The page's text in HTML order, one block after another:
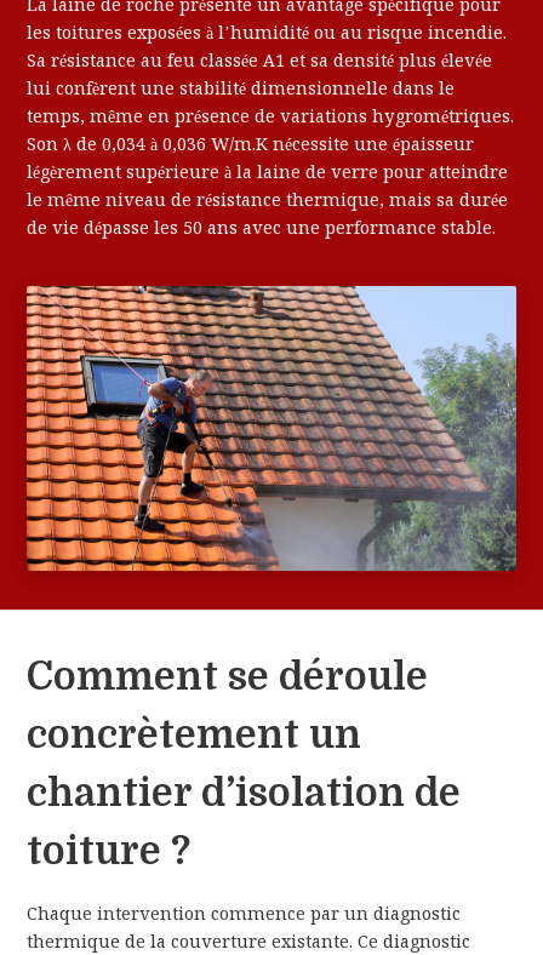
La laine de roche présente un avantage spécifique pour
les toitures exposées à l’humidité ou au risque incendie.
Sa résistance au feu classée A1 et sa densité plus élevée
lui confèrent une stabilité dimensionnelle dans le
temps, même en présence de variations hygrométriques.
Son λ de 0,034 à 0,036 W/m.K nécessite une épaisseur
légèrement supérieure à la laine de verre pour atteindre
le même niveau de résistance thermique, mais sa durée
de vie dépasse les 50 ans avec une performance stable.
Comment se déroule
concrètement un
chantier d’isolation de
toiture ?
Chaque intervention commence par un diagnostic
thermique de la couverture existante. Ce diagnostic